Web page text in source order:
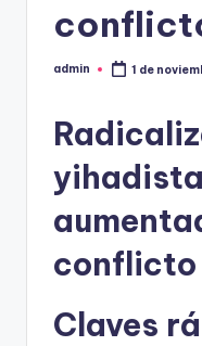
Publicado
admin 1 de
conflicto
Claves